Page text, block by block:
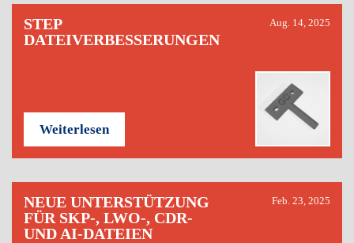
STEP
DATEIVERBESSERUNGEN
Aug. 14, 2025
Weiterlesen
NEUE UNTERSTÜTZUNG
FÜR SKP-, LWO-, CDR-
UND AI-DATEIEN
Feb. 23, 2025